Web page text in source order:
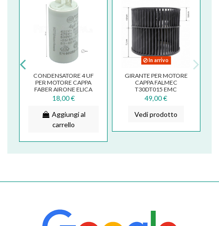
CONDENSATORE 4 UF
PER MOTORE CAPPA
FABER AIRONE ELICA
SMEG 133.0016.850
18,00 €
Aggiungi al
carrello
In arrivo
GIRANTE PER MOTORE
CAPPA FALMEC
T30DT015 EMC
R30DT017 10506070T
FCSP0008
49,00 €
Vedi prodotto